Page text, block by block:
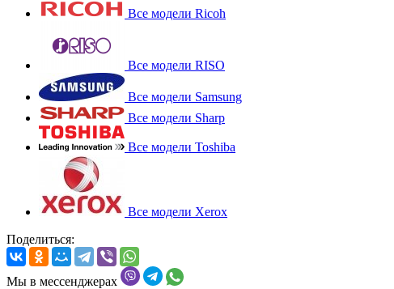
Все модели Ricoh
Все модели RISO
Все модели Samsung
Все модели Sharp
Все модели Toshiba
Все модели Xerox
Поделиться:
Мы в мессенджерах